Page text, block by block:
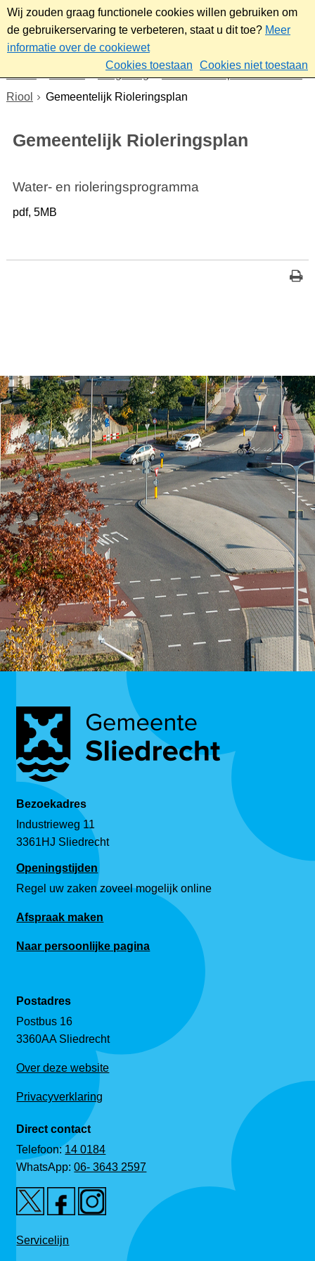
Wij zouden graag functionele cookies willen gebruiken om
de gebruikerservaring te verbeteren, staat u dit toe? Meer
informatie over de cookiewet
Cookies toestaan
Cookies niet toestaan
Omgeving
Onderhoud openbare ruimte
Riool
Gemeentelijk Rioleringsplan
Gemeentelijk Rioleringsplan
Water- en rioleringsprogramma
pdf, 5MB
Bezoekadres
Industrieweg 11
3361HJ Sliedrecht
Openingstijden
Regel uw zaken zoveel mogelijk online
Afspraak maken
Naar persoonlijke pagina
Postadres
Postbus 16
3360AA Sliedrecht
Over deze website
Privacyverklaring
Direct contact
Telefoon:14 0184
WhatsApp:06- 3643 2597
Servicelijn